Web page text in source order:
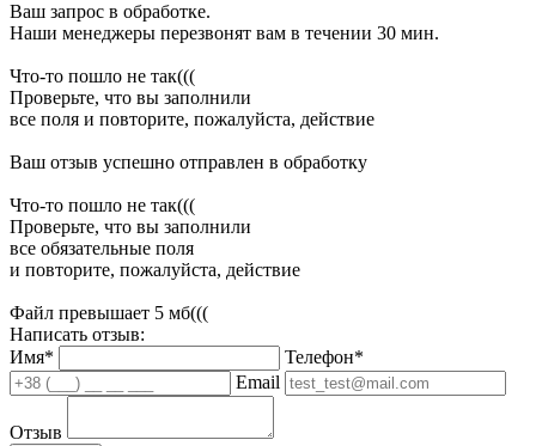
Ваш запрос в обработке.
Наши менеджеры перезвонят вам в течении 30 мин.
Что-то пошло не так(((
Проверьте, что вы заполнили
все поля и повторите, пожалуйста, действие
Ваш отзыв успешно отправлен в обработку
Что-то пошло не так(((
Проверьте, что вы заполнили
все обязательные поля
и повторите, пожалуйста, действие
Файл превышает 5 мб(((
Написать отзыв:
Имя*
Телефон*
Email
Отзыв